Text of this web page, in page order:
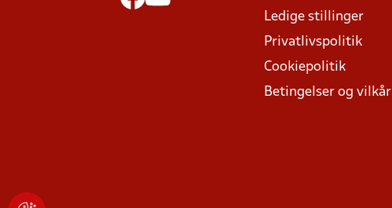
Ledige stillinger
Privatlivspolitik
Cookiepolitik
Betingelser og vilkår